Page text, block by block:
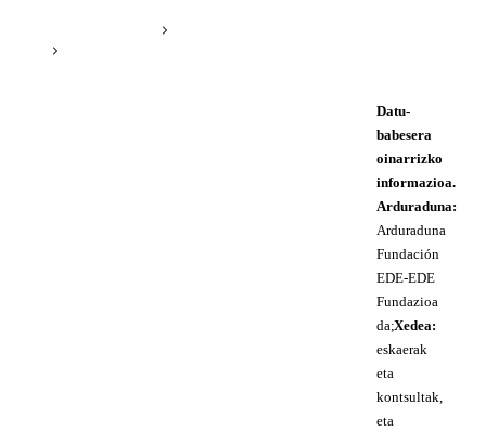
Datu-
babesera
oinarrizko
informazioa.
Arduraduna:
Arduraduna
Fundación
EDE-EDE
Fundazioa
da;Xedea:
eskaerak
eta
kontsultak,
eta